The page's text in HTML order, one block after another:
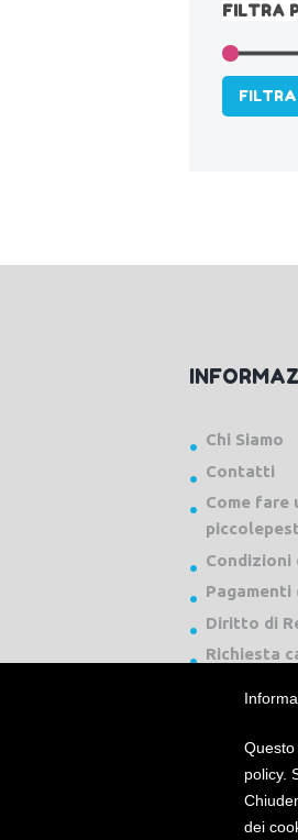
FILTRA
FILTRA
Chi Siamo
Contatti
Come fare
Condizioni
Pagamenti
Diritto di
Richiesta
Piccole
policy.
dei